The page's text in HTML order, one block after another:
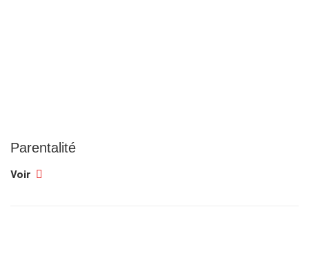
Parentalité
Voir